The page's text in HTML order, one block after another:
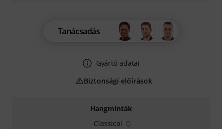
Hangminták
Classical
Tanácsadás
Gyártó adatai
Biztonsági előírások